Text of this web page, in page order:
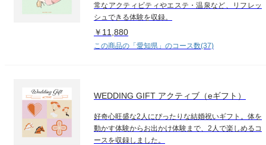
常なアクティビティやエステ・温泉など、リフレッ
シュできる体験を収録。
￥11,880
この商品の「愛知県」のコース数(37)
WEDDING GIFT アクティブ（eギフト）
好奇心旺盛な2人にぴったりな結婚祝いギフト。体を
動かす体験からお出かけ体験まで、2人で楽しめるコ
ースを収録しました。